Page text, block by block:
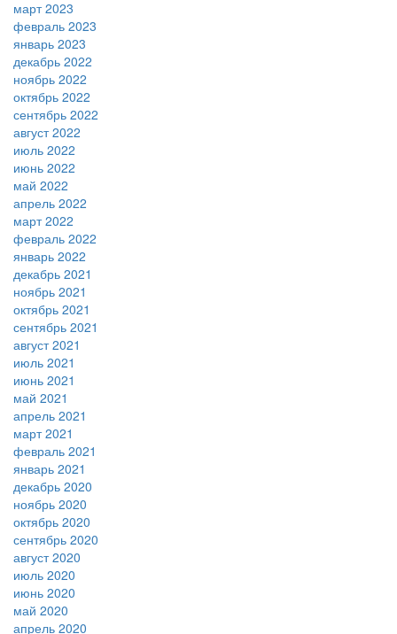
март 2023
февраль 2023
январь 2023
декабрь 2022
ноябрь 2022
октябрь 2022
сентябрь 2022
август 2022
июль 2022
июнь 2022
май 2022
апрель 2022
март 2022
февраль 2022
январь 2022
декабрь 2021
ноябрь 2021
октябрь 2021
сентябрь 2021
август 2021
июль 2021
июнь 2021
май 2021
апрель 2021
март 2021
февраль 2021
январь 2021
декабрь 2020
ноябрь 2020
октябрь 2020
сентябрь 2020
август 2020
июль 2020
июнь 2020
май 2020
апрель 2020